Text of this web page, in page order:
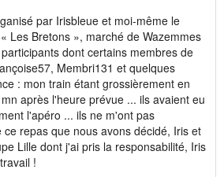
par Irisbleue et moi-même le
Les Bretons », marché de Wazemmes
dont certains membres de
Membri131 et quelques
: mon train étant grossièrement en
après l'heure prévue ... ils avaient eu
l'apéro ... ils ne m'ont pas
repas que nous avons décidé, Iris et
Lille dont j'ai pris la responsabilité, Iris
!